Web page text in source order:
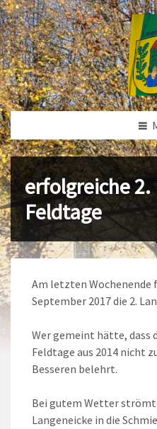
erfolgreiche
Feldtage
Am letzten Wochenende
September 2017 die 2.
Wer gemeint hätte, dass
Feldtage aus 2014 nicht
Besseren belehrt.
Bei gutem Wetter
Langeneicke in die